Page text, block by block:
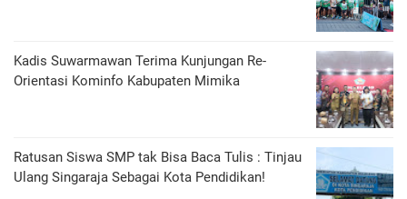
Kadis Suwarmawan Terima Kunjungan Re-
Orientasi Kominfo Kabupaten Mimika
Ratusan Siswa SMP tak Bisa Baca Tulis : Tinjau
Ulang Singaraja Sebagai Kota Pendidikan!